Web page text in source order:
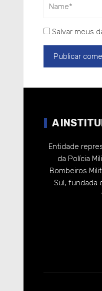
Salvar meus
A
Entidade
da Polícia
Bombeiros
Sul, fundada